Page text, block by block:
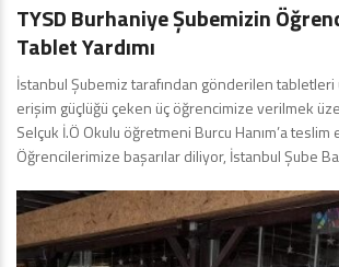
TYSD Burhaniye Şubemizin
Tablet Yardımı
İstanbul Şubemiz tarafından gönderilen
erişim güçlüğü çeken üç öğrencimize verilmek
Selçuk İ.Ö Okulu öğretmeni Burcu Hanım’a
Öğrencilerimize başarılar diliyor, İstanbul Şube